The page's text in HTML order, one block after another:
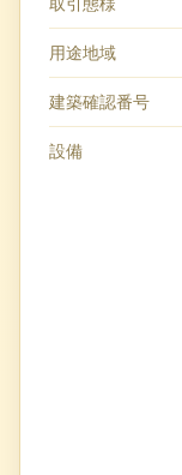
用途地域
建築確認番号
設備